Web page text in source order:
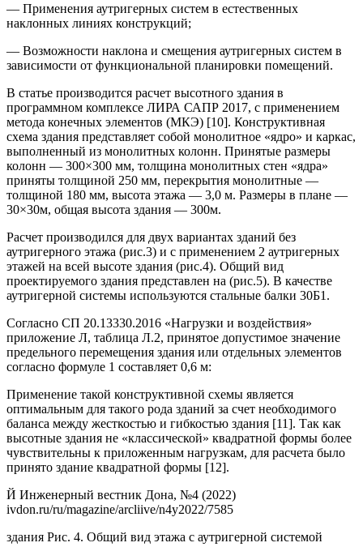
— Применения аутригерных систем в естественных
наклонных линиях конструкций;
— Возможности наклона и смещения аутригерных систем в
зависимости от функциональной планировки помещений.
В статье производится расчет высотного здания в
программном комплексе ЛИРА САПР 2017, с применением
метода конечных элементов (МКЭ) [10]. Конструктивная
схема здания представляет собой монолитное «ядро» и каркас,
выполненный из монолитных колонн. Принятые размеры
колонн — 300×300 мм, толщина монолитных стен «ядра»
приняты толщиной 250 мм, перекрытия монолитные —
толщиной 180 мм, высота этажа — 3,0 м. Размеры в плане —
30×30м, общая высота здания — 300м.
Расчет производился для двух вариантах зданий без
аутригерного этажа (рис.3) и с применением 2 аутригерных
этажей на всей высоте здания (рис.4). Общий вид
проектируемого здания представлен на (рис.5). В качестве
аутригерной системы используются стальные балки 30Б1.
Согласно СП 20.13330.2016 «Нагрузки и воздействия»
приложение Л, таблица Л.2, принятое допустимое значение
предельного перемещения здания или отдельных элементов
согласно формуле 1 составляет 0,6 м:
Применение такой конструктивной схемы является
оптимальным для такого рода зданий за счет необходимого
баланса между жесткостью и гибкостью здания [11]. Так как
высотные здания не «классической» квадратной формы более
чувствительны к приложенным нагрузкам, для расчета было
принято здание квадратной формы [12].
Й Инженерный вестник Дона, №4 (2022)
ivdon.ru/ru/magazine/arcliive/n4y2022/7585
здания Рис. 4. Общий вид этажа с аутригерной системой